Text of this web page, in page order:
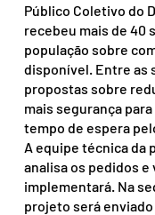
Público Coletivo do
recebeu mais de 40
população sobre
disponível. Entre as
propostas sobre
mais segurança
tempo de espera
A equipe técnica da
analisa os pedidos e
implementará. Na
projeto será enviado